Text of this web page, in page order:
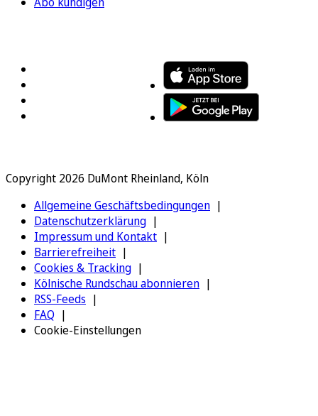
Copyright 2026 DuMont Rheinland, Köln
Allgemeine Geschäftsbedingungen
Datenschutzerklärung
Impressum und Kontakt
Barrierefreiheit
Cookies & Tracking
Kölnische Rundschau abonnieren
RSS-Feeds
FAQ
Cookie-Einstellungen